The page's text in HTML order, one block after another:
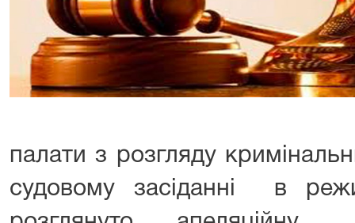
палати з розгляду
судовому засіданні в